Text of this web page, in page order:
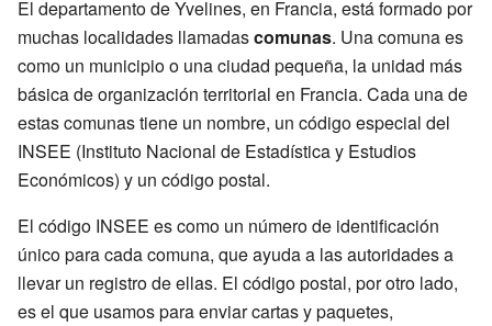
El departamento de Yvelines, en Francia, está formado por
muchas localidades llamadascomunas. Una comuna es
como un municipio o una ciudad pequeña, la unidad más
básica de organización territorial en Francia. Cada una de
estas comunas tiene un nombre, un código especial del
INSEE (Instituto Nacional de Estadística y Estudios
Económicos) y un código postal.
El código INSEE es como un número de identificación
único para cada comuna, que ayuda a las autoridades a
llevar un registro de ellas. El código postal, por otro lado,
es el que usamos para enviar cartas y paquetes,